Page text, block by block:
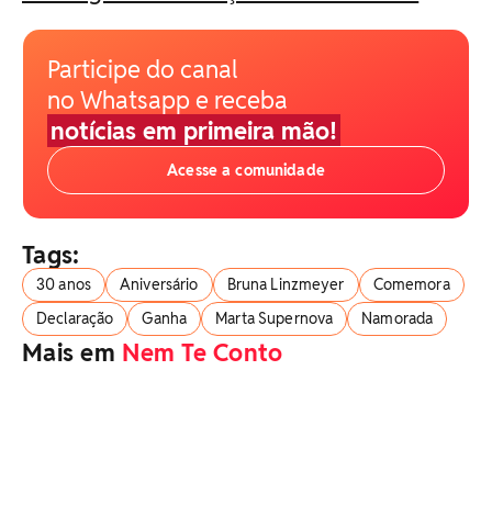
Participe do canal
no Whatsapp e receba
notícias em primeira mão!
Acesse a comunidade
Tags:
30 anos Aniversário Bruna Linzmeyer
Comemora
Declaração
Ganha Marta Supernova Namorada
Mais em Nem Te Conto